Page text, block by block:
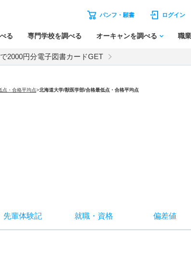
パンフ・願書 ログイン
る 専門学校を調べる オーキャンを調べる 職
2000円分電子図書カードGET
点・合格平均点>北海道大学/獣医学部/合格最低点・合格平均点
先輩体験記 就職・ 資格 偏差値